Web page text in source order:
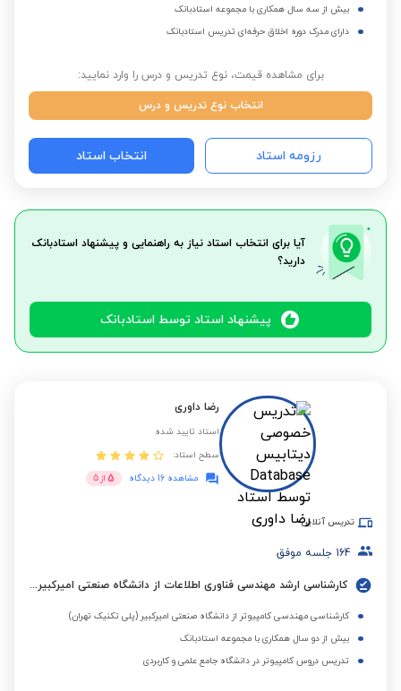
بیش از سه سال همکاری با مجموعه استادبانک
دارای مدرک دوره اخلاق حرفه‌ای تدریس استادبانک
برای مشاهده قیمت، نوع تدریس و درس را وارد نمایید:
انتخاب نوع تدریس و درس
رزومه استاد انتخاب استاد
آیا برای انتخاب استاد نیاز به راهنمایی و پیشنهاد استادبانک
دارید؟
پیشنهاد استاد توسط استادبانک
رضا داوری
استاد تایید شده
سطح استاد:
مشاهده 16 دیدگاه
5 از 5
تدریس آنلاین
164 جلسه موفق
کارشناسی ارشد مهندسی فناوری اطلاعات از دانشگاه صنعتی امیرکبیر (پلی تکنیک تهران)
کارشناسی مهندسی کامپیوتر از دانشگاه صنعتی امیرکبیر (پلی تکنیک تهران)
بیش از دو سال همکاری با مجموعه استادبانک
تدریس دروس کامپیوتر در دانشگاه جامع علمی و کاربردی